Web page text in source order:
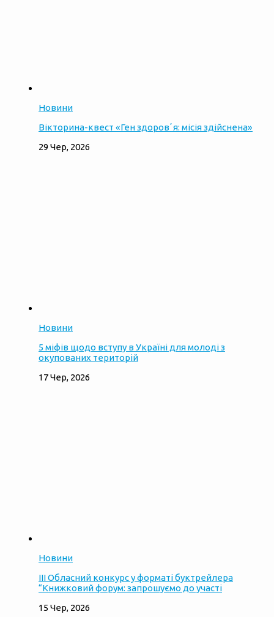
Новини
Вікторина-квест «Ген здоровʼя: місія здійснена»
29 Чер, 2026
Новини
5 міфів щодо вступу в Україні для молоді з
окупованих територій
17 Чер, 2026
Новини
ІІІ Обласний конкурс у форматі буктрейлера
“Книжковий форум: запрошуємо до участі
15 Чер, 2026